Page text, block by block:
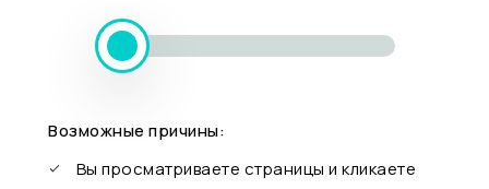
Возможные причины:
Вы просматриваете страницы и кликаете